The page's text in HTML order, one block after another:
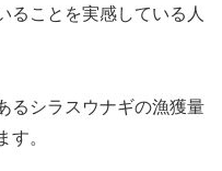
ることを実感している人
るシラスウナギの漁獲量
す。